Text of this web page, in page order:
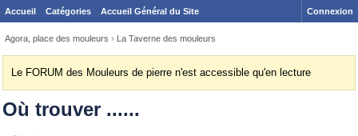
Accueil Catégories Accueil Général du Site Connexion
Agora, place des mouleurs › La Taverne des mouleurs
Le FORUM des Mouleurs de pierre n'est accessible qu'en lecture
Où trouver ......